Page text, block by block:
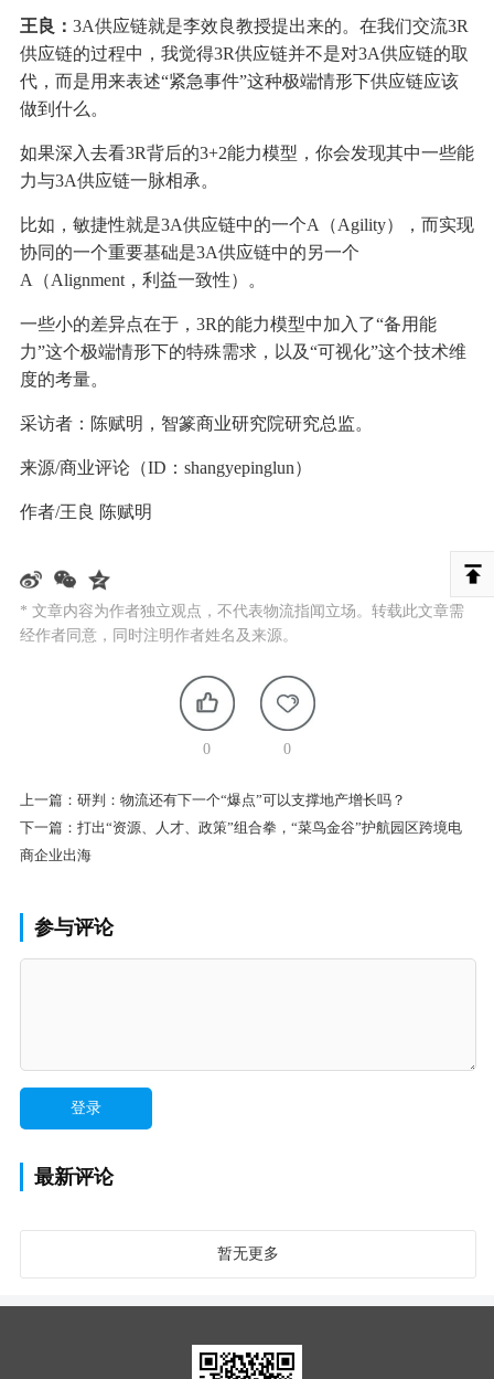
王良： 3A供应链就是李效良教授提出来的。在我们交流3R
供应链的过程中，我觉得3R供应链并不是对3A供应链的取
代，而是用来表述“紧急事件”这种极端情形下供应链应该
做到什么。
如果深入去看3R背后的3+2能力模型，你会发现其中一些能
力与3A供应链一脉相承。
比如，敏捷性就是3A供应链中的一个A（Agility），而实现
协同的一个重要基础是3A供应链中的另一个
A（Alignment，利益一致性）。
一些小的差异点在于，3R的能力模型中加入了“备用能
力”这个极端情形下的特殊需求，以及“可视化”这个技术维
度的考量。
采访者：陈赋明，智篆商业研究院研究总监。
来源/商业评论（ID：shangyepinglun）
作者/王良 陈赋明
* 文章内容为作者独立观点，不代表物流指闻立场。转载此文章需
经作者同意，同时注明作者姓名及来源。
0 0
上一篇： 研判：物流还有下一个“爆点”可以支撑地产增长吗？
下一篇： 打出“资源、人才、政策”组合拳，“菜鸟金谷”护航园区跨境电
商企业出海
参与评论
最新评论
暂无更多